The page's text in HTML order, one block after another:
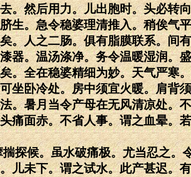
。然后用力。儿出胞时。头必转
生。急令稳婆理清推入。稍俟气
。人之二肠。俱有脂膜联系。间
器。温汤涤净。务令温暖湿润。
。全在稳婆精细为妙。天气严寒
坐卧冷处。房中须宜火暖。肩背
。暑月当令产母在无风清凉处。
痛面赤。不省人事。谓之血晕。
探候。虽水破痛极。尤当忍之。
儿未下。谓之试水。此产甚迟。